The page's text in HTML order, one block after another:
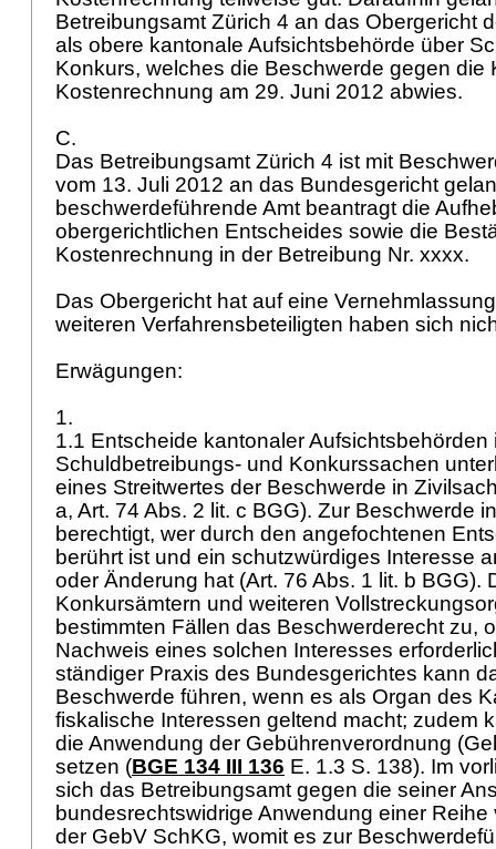
Betreibungsamt Zürich 4 an das Obergericht
als obere kantonale Aufsichtsbehörde über
Konkurs, welches die Beschwerde gegen die
Kostenrechnung am 29. Juni 2012 abwies.
C.
Das Betreibungsamt Zürich 4 ist mit
vom 13. Juli 2012 an das Bundesgericht
beschwerdeführende Amt beantragt die
obergerichtlichen Entscheides sowie die
Kostenrechnung in der Betreibung Nr. xxxx.
Das Obergericht hat auf eine
weiteren Verfahrensbeteiligten haben sich
Erwägungen:
1.
1.1 Entscheide kantonaler Aufsichtsbehörden
Schuldbetreibungs- und Konkurssachen
eines Streitwertes der Beschwerde in
a, Art. 74 Abs. 2 lit. c BGG). Zur Beschwerde
berechtigt, wer durch den angefochtenen
berührt ist und ein schutzwürdiges Interesse
oder Änderung hat (Art. 76 Abs. 1 lit. b BGG).
Konkursämtern und weiteren
bestimmten Fällen das Beschwerderecht zu,
Nachweis eines solchen Interesses
ständiger Praxis des Bundesgerichtes kann
Beschwerde führen, wenn es als Organ des
fiskalische Interessen geltend macht; zudem
die Anwendung der Gebührenverordnung
setzen (BGE 134 III 136 E. 1.3 S. 138). Im
sich das Betreibungsamt gegen die seiner
bundesrechtswidrige Anwendung einer
der GebV SchKG, womit es zur